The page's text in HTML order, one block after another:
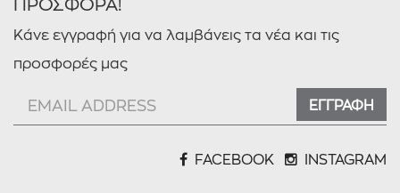
Κάνε εγγραφή για να λαμβάνεις τα νέα και τις
προσφορές μας
ΕΓΓΡΑΦΗ
FACEBOOK INSTAGRAM